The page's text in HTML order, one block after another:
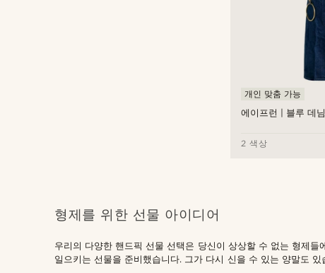
에이프런 | 블루 데님
개인 맞춤 가능
2 색상
형제를 위한 선물 아이디어
우리의 다양한 핸드픽 선물 선택은 당신이 상상할 수 없는 형제
일으키는 선물을 준비했습니다. 그가 다시 신을 수 있는 양말도